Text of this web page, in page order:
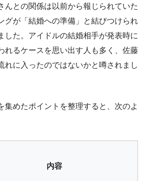
んとの関係は以前から報じられていた
グが「結婚への準備」と結びつけられ
した。アイドルの結婚相手が発表時に
れるケースを思い出す人も多く、佐藤
れに入ったのではないかと噂されまし
集めたポイントを整理すると、次のよ
内容